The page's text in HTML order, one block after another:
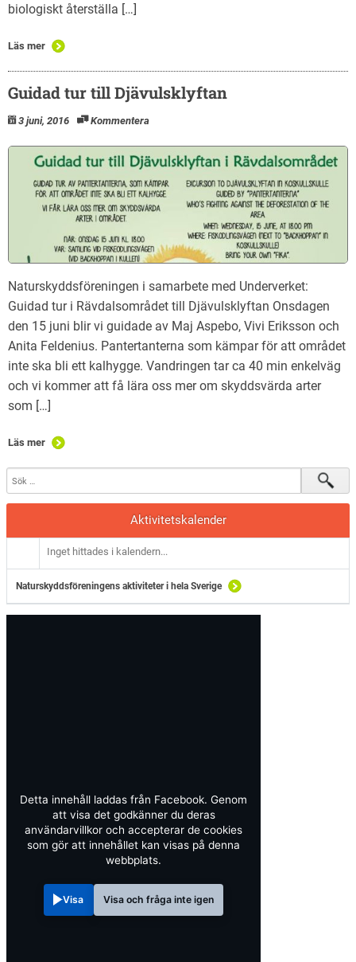
biologiskt återställa […]
Läs mer
Guidad tur till Djävulsklyftan
3 juni, 2016 Kommentera
Naturskyddsföreningen i samarbete med Underverket:
Guidad tur i Rävdalsområdet till Djävulsklyftan Onsdagen
den 15 juni blir vi guidade av Maj Aspebo, Vivi Eriksson och
Anita Feldenius. Pantertanterna som kämpar för att området
inte ska bli ett kalhygge. Vandringen tar ca 40 min enkelväg
och vi kommer att få lära oss mer om skyddsvärda arter
som […]
Läs mer
Aktivitetskalender
Inget hittades i kalendern...
Naturskyddsföreningens aktiviteter i hela Sverige
Detta innehåll laddas från Facebook. Genom
att visa det godkänner du deras
användarvillkor och accepterar de cookies
som gör att innehållet kan visas på denna
webbplats.
Visa Visa och fråga inte igen